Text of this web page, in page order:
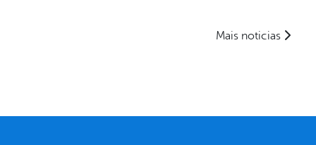
Mais noticias